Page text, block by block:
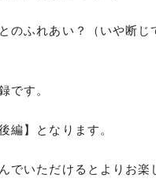
のふれあい？（いや断じ
です。
編】となります。
でいただけるとよりお楽